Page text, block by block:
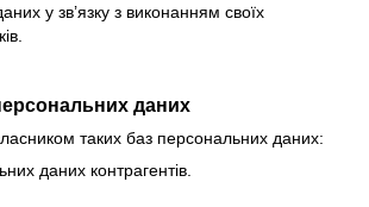
у зв’язку з виконанням своїх
даних
таких баз персональних даних:
даних контрагентів.